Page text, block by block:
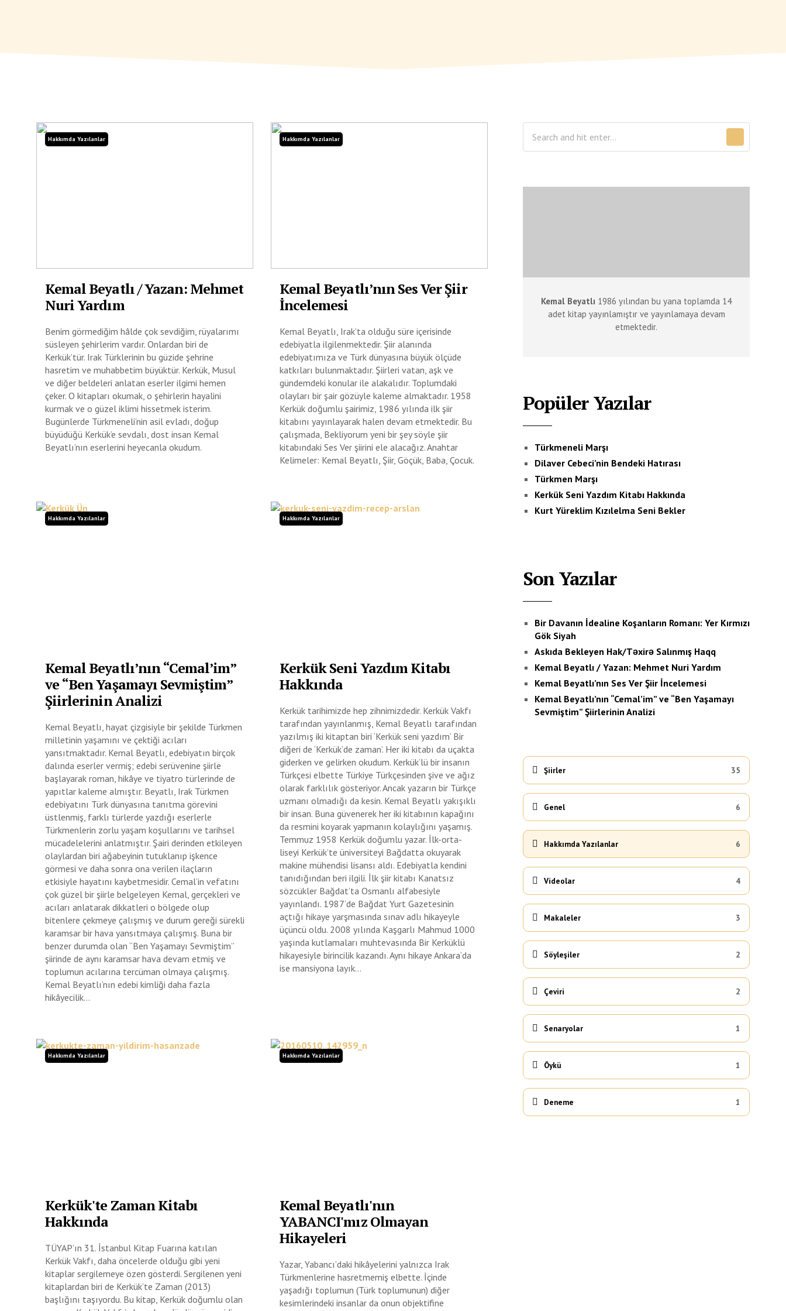
Hakkımda Yazılanlar
Kemal Beyatlı / Yazan: Mehmet
Nuri Yardım
Benim görmediğim hâlde çok sevdiğim, rüyalarımı
süsleyen şehirlerim vardır. Onlardan biri de
Kerkük’tür. Irak Türklerinin bu güzide şehrine
hasretim ve muhabbetim büyüktür. Kerkük, Musul
ve diğer beldeleri anlatan eserler ilgimi hemen
çeker. O kitapları okumak, o şehirlerin hayalini
kurmak ve o güzel iklimi hissetmek isterim.
Bugünlerde Türkmeneli’nin asil evladı, doğup
büyüdüğü Kerkük’e sevdalı, dost insan Kemal
Beyatlı’nın eserlerini heyecanla okudum.
Hakkımda Yazılanlar
Kemal Beyatlı’nın Ses Ver Şiir
İncelemesi
Kemal Beyatlı, Irak’ta olduğu süre içerisinde
edebiyatla ilgilenmektedir. Şiir alanında
edebiyatımıza ve Türk dünyasına büyük ölçüde
katkıları bulunmaktadır. Şiirleri vatan, aşk ve
gündemdeki konular ile alakalıdır. Toplumdaki
olayları bir şair gözüyle kaleme almaktadır. 1958
Kerkük doğumlu şairimiz, 1986 yılında ilk şiir
kitabını yayınlayarak halen devam etmektedir. Bu
çalışmada, Bekliyorum yeni bir şey söyle şiir
kitabındaki Ses Ver şiirini ele alacağız. Anahtar
Kelimeler: Kemal Beyatlı, Şiir, Göçük, Baba, Çocuk.
Hakkımda Yazılanlar
Kemal Beyatlı’nın “Cemal’im”
ve “Ben Yaşamayı Sevmiştim”
Şiirlerinin Analizi
Kemal Beyatlı, hayat çizgisiyle bir şekilde Türkmen
milletinin yaşamını ve çektiği acıları
yansıtmaktadır. Kemal Beyatlı, edebiyatın birçok
dalında eserler vermiş; edebi serüvenine şiirle
başlayarak roman, hikâye ve tiyatro türlerinde de
yapıtlar kaleme almıştır. Beyatlı, Irak Türkmen
edebiyatını Türk dünyasına tanıtma görevini
üstlenmiş, farklı türlerde yazdığı eserlerle
Türkmenlerin zorlu yaşam koşullarını ve tarihsel
mücadelelerini anlatmıştır. Şairi derinden etkileyen
olaylardan biri ağabeyinin tutuklanıp işkence
görmesi ve daha sonra ona verilen ilaçların
etkisiyle hayatını kaybetmesidir. Cemal’in vefatını
çok güzel bir şiirle belgeleyen Kemal, gerçekleri ve
acıları anlatarak dikkatleri o bölgede olup
bitenlere çekmeye çalışmış ve durum gereği sürekli
karamsar bir hava yansıtmaya çalışmış. Buna bir
benzer durumda olan “Ben Yaşamayı Sevmiştim”
şiirinde de aynı karamsar hava devam etmiş ve
toplumun acılarına tercüman olmaya çalışmış.
Kemal Beyatlı’nın edebi kimliği daha fazla
hikâyecilik...
Hakkımda Yazılanlar
Kerkük Seni Yazdım Kitabı
Hakkında
Kerkük tarihimizde hep zihnimizdedir. Kerkük Vakfı
tarafından yayınlanmış, Kemal Beyatlı tarafından
yazılmış iki kitaptan biri ‘Kerkük seni yazdım’ Bir
diğeri de ‘Kerkük’de zaman’. Her iki kitabı da uçakta
giderken ve gelirken okudum. Kerkük’lü bir insanın
Türkçesi elbette Türkiye Türkçesinden şive ve ağız
olarak farklılık gösteriyor. Ancak yazarın bir Türkçe
uzmanı olmadığı da kesin. Kemal Beyatlı yakışıklı
bir insan. Buna güvenerek her iki kitabının kapağını
da resmini koyarak yapmanın kolaylığını yaşamış.
Temmuz 1958 Kerkük doğumlu yazar. İlk-orta-
liseyi Kerkük’te üniversiteyi Bağdatta okuyarak
makine mühendisi lisansı aldı. Edebiyatla kendini
tanıdığından beri ilgili. İlk şiir kitabı Kanatsız
sözcükler Bağdat’ta Osmanlı alfabesiyle
yayınlandı. 1987’de Bağdat Yurt Gazetesinin
açtığı hikaye yarşmasında sınav adlı hikayeyle
üçüncü oldu. 2008 yılında Kaşgarlı Mahmud 1000
yaşında kutlamaları muhtevasında Bir Kerküklü
hikayesiyle birincilik kazandı. Aynı hikaye Ankara’da
ise mansiyona layık...
Hakkımda Yazılanlar
Kerkük'te Zaman Kitabı
Hakkında
TÜYAP’ın 31. İstanbul Kitap Fuarına katılan
Kerkük Vakfı, daha öncelerde olduğu gibi yeni
kitaplar sergilemeye özen gösterdi. Sergilenen yeni
kitaplardan biri de Kerkük’te Zaman (2013)
başlığını taşıyordu. Bu kitap, Kerkük doğumlu olan
Hakkımda Yazılanlar
Kemal Beyatlı'nın
YABANCI'mız Olmayan
Hikayeleri
Yazar, Yabancı’daki hikâyelerini yalnızca Irak
Türkmenlerine hasretmemiş elbette. İçinde
yaşadığı toplumun (Türk toplumunun) diğer
kesimlerindeki insanlar da onun objektifine
Kemal Beyatlı 1986 yılından bu yana toplamda 14
adet kitap yayınlamıştır ve yayınlamaya devam
etmektedir.
Popüler Yazılar
Türkmeneli Marşı
Dilaver Cebeci’nin Bendeki Hatırası
Türkmen Marşı
Kerkük Seni Yazdım Kitabı Hakkında
Kurt Yüreklim Kızılelma Seni Bekler
Son Yazılar
Bir Davanın İdealine Koşanların Romanı: Yer Kırmızı
Gök Siyah
Askıda Bekleyen Hak/Təxirə Salınmış Haqq
Kemal Beyatlı / Yazan: Mehmet Nuri Yardım
Kemal Beyatlı’nın Ses Ver Şiir İncelemesi
Kemal Beyatlı’nın “Cemal’im” ve “Ben Yaşamayı
Sevmiştim” Şiirlerinin Analizi
Şiirler 35
Genel 6
Hakkımda Yazılanlar 6
Videolar 4
Makaleler 3
Söyleşiler 2
Çeviri 2
Senaryolar 1
Öykü 1
Deneme 1